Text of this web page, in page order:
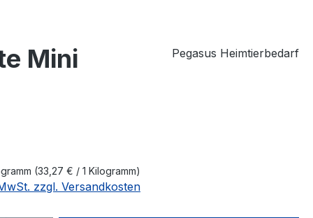
Mini Pegasus Heimtierbedarf
(33,27 € / 1 Kilogramm)
zzgl. Versandkosten